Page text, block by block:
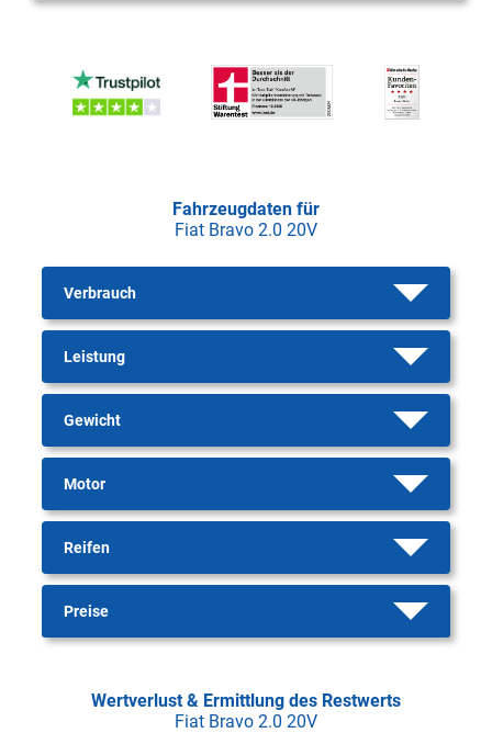
Fahrzeugdaten für
Fiat Bravo 2.0 20V
Verbrauch
Leistung
Gewicht
Motor
Reifen
Preise
Wertverlust & Ermittlung des Restwerts
Fiat Bravo 2.0 20V